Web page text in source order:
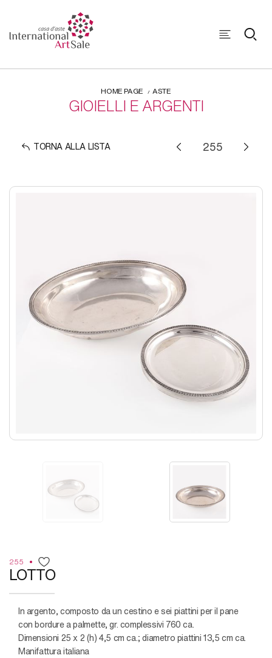
HOME PAGE ASTE
GIOIELLI E ARGENTI
TORNA ALLA LISTA
255
LOTTO
in argento, composto da un cestino e sei piattini per il pane
con bordure a palmette, gr. complessivi 760 ca.
Dimensioni 25 x 2 (h) 4,5 cm ca.; diametro piattini 13,5 cm ca.
Manifattura italiana